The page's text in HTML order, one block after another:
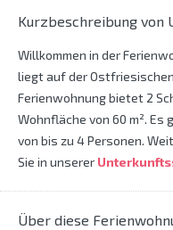
Kurzbeschreibung von
Willkommen in der
liegt auf der
Ferienwohnung bietet 2
Wohnfläche von 60 m². Es
von bis zu 4 Personen.
Sie in unserer
Über diese